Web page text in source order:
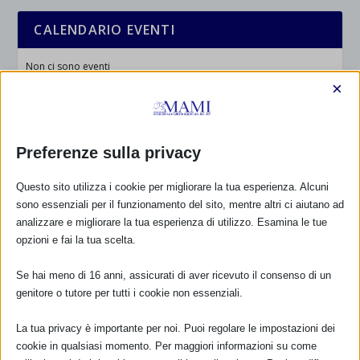
CALENDARIO EVENTI
Non ci sono eventi
TUTTI GLI EVENTI
GRAVIDANZA
NUMERO VERDE GRATUITO
Maggiori informazioni
RIMANI AGGIORNATO
Preferenze sulla privacy
×
Questo sito utilizza i cookie per migliorare la tua esperienza. Alcuni
sono essenziali per il funzionamento del sito, mentre altri ci aiutano ad
analizzare e migliorare la tua esperienza di utilizzo. Esamina le tue
opzioni e fai la tua scelta.
Se hai meno di 16 anni, assicurati di aver ricevuto il consenso di un
genitore o tutore per tutti i cookie non essenziali.
La tua privacy è importante per noi. Puoi regolare le impostazioni dei
cookie in qualsiasi momento. Per maggiori informazioni su come